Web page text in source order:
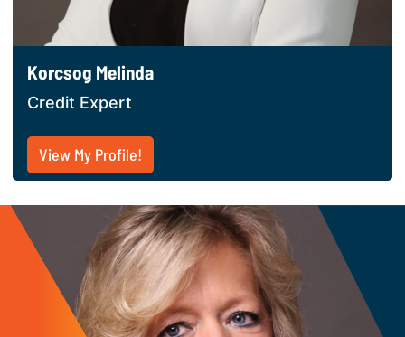
Korcsog Melinda
Credit Expert
View My Profile!